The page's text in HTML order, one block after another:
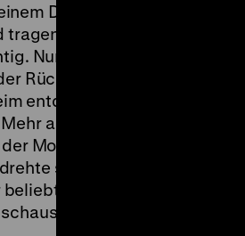
Dorf hinter einem
schwarze
Nur mit dem
Rückreise schaut
entdeckt sie
als zehn Jahre
Moskauer
sie über das
‚pop-
(Walter